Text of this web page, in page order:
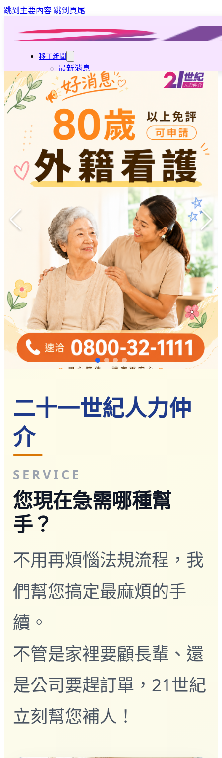
跳到主要內容 跳到頁尾
移工新聞
最新消息
營造業移工重點新聞
旅宿業專題報導
傳統產業文章專區
外籍看護文章專區
懶人包｜廢棄物處理與回收業
申請專區
家庭幫傭
家庭看護
機構看護
製造業移工
白領專業移工
農業移工
營造業移工
餐飲旅宿-實習生專區
巴氏量表
「3分鐘」巴氏量表評估
巴氏量表是什麼?
多元免評
常見問題
關於我們
服務據點
案例分享
歷年評鑑成績
移工新聞
傳統產業文章專區
懶人包｜廢棄物處理與回收業
申請專區
資源回收業移工
製造業移工
白領專業移工
農業移工
「3分鐘」巴氏量表評估
巴氏量表是什麼?
常見問題
關於我們
服務據點
案例分享
二十一世紀人力仲介 - 專業外籍看護與
二十一世紀人力仲
介
SERVICE
您現在急需哪種幫
手？
不用再煩惱法規流程，我
們幫您搞定最麻煩的手
續。
不管是家裡要顧長輩、還
是公司要趕訂單，21世紀
立刻幫您補人！